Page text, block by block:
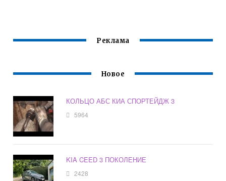
Реклама
Новое
КОЛЬЦО АБС КИА СПОРТЕЙДЖ 3
5964
KIA CEED 3 ПОКОЛЕНИЕ
2428